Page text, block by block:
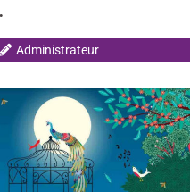
Administrateur